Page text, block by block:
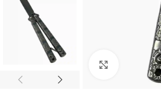
Haz clic